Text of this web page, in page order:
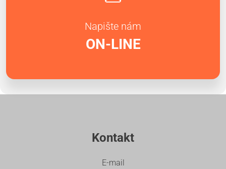
Napište nám
ON-LINE
Kontakt
E-mail